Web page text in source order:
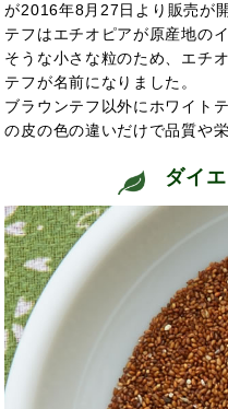
が2016年8月27日より販売が
テフはエチオピアが原産地の
そうな小さな粒のため、エチ
テフが名前になりました。
ブラウンテフ以外にホワイト
の皮の色の違いだけで品質や
ダイ